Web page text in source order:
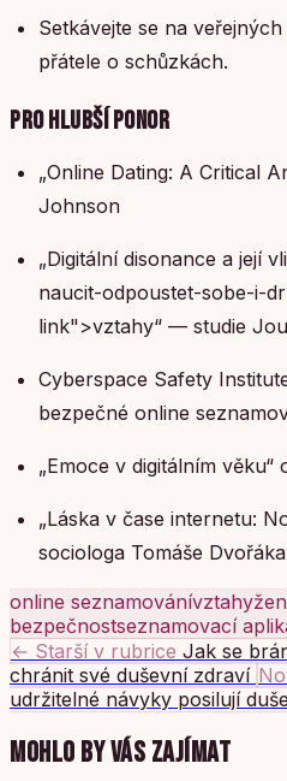
Setkávejte se na
přátele o schůzkách.
PRO HLUBŠÍ PONOR
„Online Dating: A Critical
Johnson
„Digitální disonance a její
naucit-odpoustet-sobe-i-
link">vztahy“ — studie
Cyberspace Safety
bezpečné online
„Emoce v digitálním
„Láska v čase internetu:
sociologa Tomáše Dvořáka
online seznamovánívztahy
bezpečnostseznamovací
← Starší v rubrice Jak se
chránit své duševní zdraví
udržitelné návyky posilují
MOHLO BY VÁS ZAJÍMAT